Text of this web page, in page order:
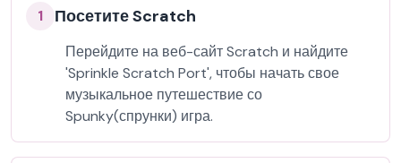
1 Посетите Scratch
Перейдите на веб-сайт Scratch и найдите
'Sprinkle Scratch Port', чтобы начать свое
музыкальное путешествие со
Spunky(спрунки) игра.